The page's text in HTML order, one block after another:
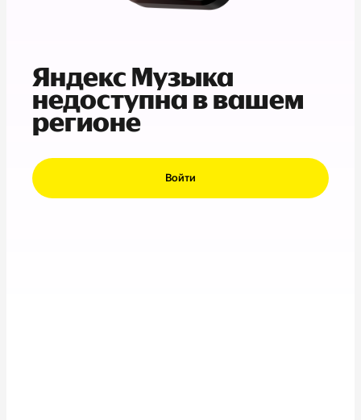
Яндекс Музыка
недоступна в вашем
регионе
Войти